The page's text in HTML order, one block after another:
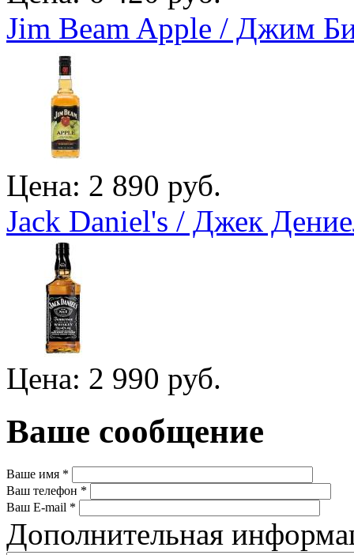
Jim Beam Apple / Джим
Цена: 2 890 руб.
Jack Daniel's / Джек
Цена: 2 990 руб.
Ваше сообщение
Ваше имя *
Ваш телефон *
Ваш E-mail *
Дополнительная